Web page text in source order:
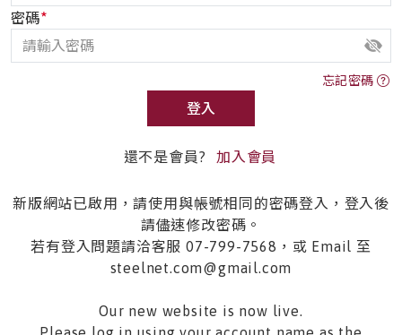
密碼*
忘記密碼
登入
還不是會員? 加入會員
新版網站已啟用，請使用與帳號相同的密碼登入，登入後
請儘速修改密碼。
若有登入問題請洽客服 07-799-7568，或 Email 至
steelnet.com@gmail.com
Our new website is now live.